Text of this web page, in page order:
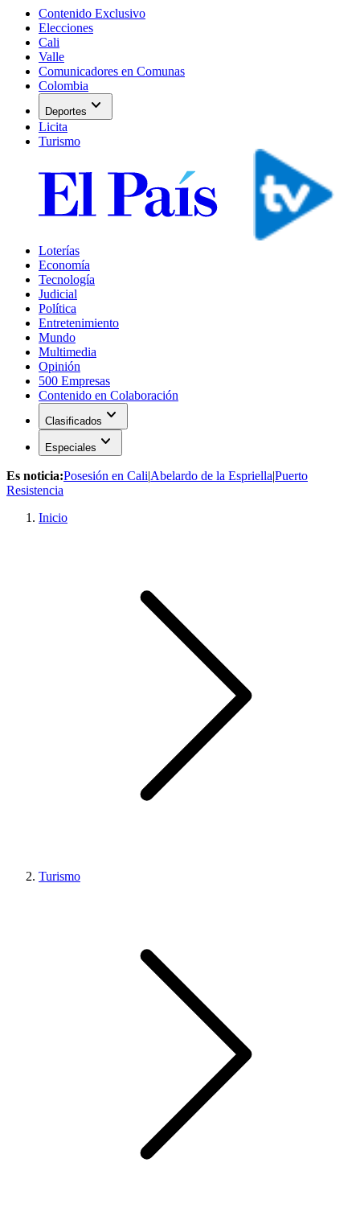
Contenido Exclusivo
Elecciones
Cali
Valle
Comunicadores en Comunas
Colombia
Deportes expand_more
Licita
Turismo
Loterías
Economía
Tecnología
Judicial
Política
Entretenimiento
Mundo
Multimedia
Opinión
500 Empresas
Contenido en Colaboración
Clasificados expand_more
Especiales expand_more
Es noticia:Posesión en Cali|Abelardo de la Espriella|Puerto
Resistencia
Inicio
Turismo